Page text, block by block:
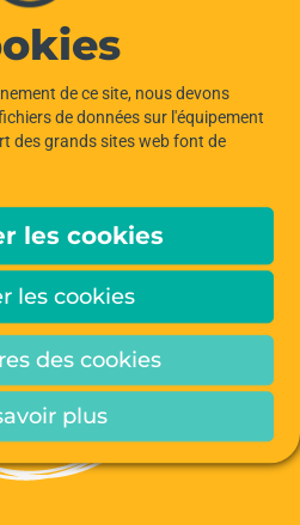
de ce site, nous devons
de données sur l'équipement
des grands sites web font de
les cookies
les cookies
plus
des cookies